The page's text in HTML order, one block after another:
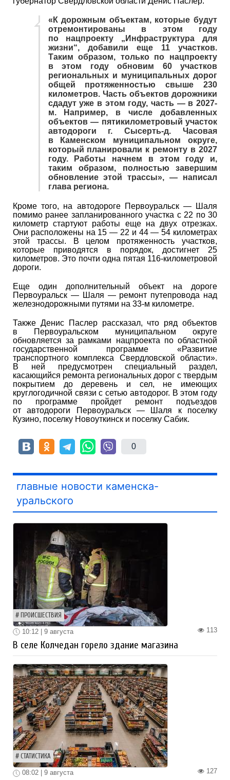
«К дорожным объектам, которые будут
отремонтированы в этом году
по нацпроекту „Инфраструктура для
жизни“, добавили еще 11 участков.
Таким образом, только по нацпроекту
в этом году обновим 60 участков
региональных и муниципальных дорог
общей протяженностью свыше 230
километров. Часть объектов дорожники
сдадут уже в этом году, часть — в 2027-
м. Например, в числе добавленных
объектов — пятикилометровый участок
автодороги г. Сысерть-д. Часовая
в Каменском муниципальном округе,
который планировали к ремонту в 2027
году. Работы начнем в этом году и,
таким образом, полностью завершим
обновление этой трассы», — написал
глава региона.
Кроме того, на автодороге Первоуральск — Шаля
помимо ранее запланированного участка с 22 по 30
километр стартуют работы еще на двух отрезках.
Они расположены на 15 — 22 и 44 — 54 километрах
этой трассы. В целом протяженность участков,
которые приводятся в порядок, достигнет 25
километров. Это почти одна пятая 116-километровой
дороги.
Еще один дополнительный объект на дороге
Первоуральск — Шаля — ремонт путепровода над
железнодорожными путями на 33-м километре.
Также Денис Паслер рассказал, что ряд объектов
в Первоуральском муниципальном округе
обновляется за рамками нацпроекта по областной
государственной программе «Развитие
транспортного комплекса Свердловской области».
В ней предусмотрен специальный раздел,
касающийся ремонта региональных дорог с твердым
покрытием до деревень и сел, не имеющих
круглогодичной связи с сетью автодорог. В этом году
по программе пройдет ремонт подъездов
от автодороги Первоуральск — Шаля к поселку
Кузино, поселку Новоуткинск и поселку Сабик.
0
главные новости каменска-
уральского
ПРОИСШЕСТВИЯ
113
10:12 | 9 августа
В селе Колчедан горело здание магазина
СТАТИСТИКА
127
08:02 | 9 августа